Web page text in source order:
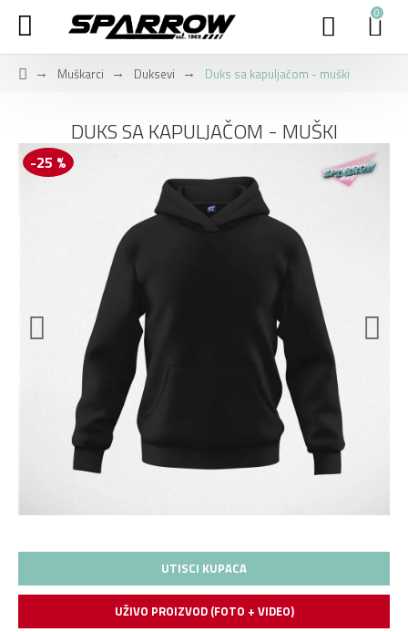
0
Muškarci Duksevi Duks sa kapuljačom - muški
DUKS SA KAPULJAČOM - MUŠKI
-25 %
UTISCI KUPACA
UŽIVO PROIZVOD (FOTO + VIDEO)